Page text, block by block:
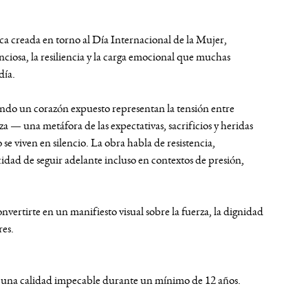
creada en torno al Día Internacional de la Mujer,
la resiliencia y la carga emocional que muchas
un corazón expuesto representan la tensión entre
— una metáfora de las expectativas, sacrificios y heridas
viven en silencio. La obra habla de resistencia,
de seguir adelante incluso en contextos de presión,
en un manifiesto visual sobre la fuerza, la dignidad
calidad impecable durante un mínimo de 12 años.